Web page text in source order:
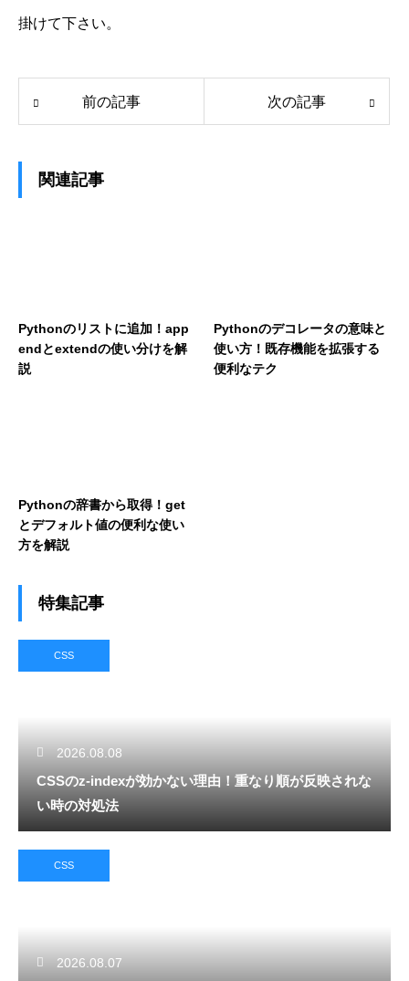
掛けて下さい。
前の記事 次の記事
関連記事
Pythonのリストに追加！app
endとextendの使い分けを解
説
Pythonのデコレータの意味と
使い方！既存機能を拡張する
便利なテク
Pythonの辞書から取得！get
とデフォルト値の便利な使い
方を解説
特集記事
CSS
2026.08.08
CSSのz-indexが効かない理由！重なり順が反映されな
い時の対処法
CSS
2026.08.07